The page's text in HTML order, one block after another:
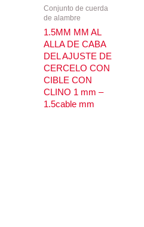
Conjunto de cuerda
de alambre
1.5MM MM AL
ALLA DE CABA
DEL AJUSTE DE
CERCELO CON
CIBLE CON
CLINO 1 mm –
1.5cable mm